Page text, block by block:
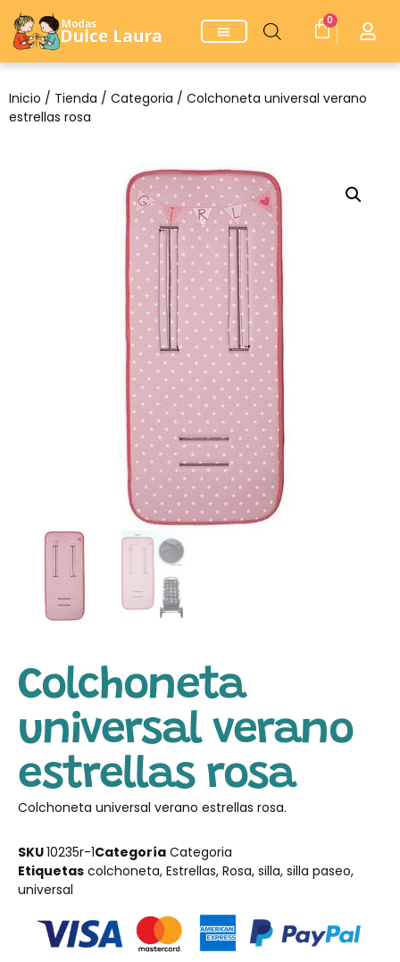
0
Inicio / Tienda / Categoria / Colchoneta universal verano
estrellas rosa
Colchoneta
universal verano
estrellas rosa
Colchoneta universal verano estrellas rosa.
SKU10235r-1Categoría Categoria
Etiquetas colchoneta, Estrellas, Rosa, silla, silla paseo,
universal